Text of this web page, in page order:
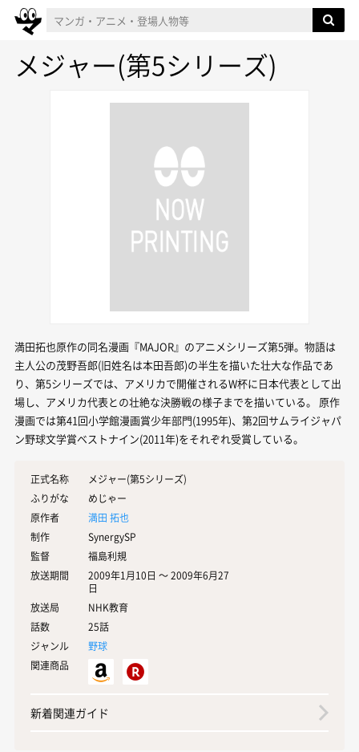
メジャー(第5シリーズ)
満田拓也原作の同名漫画『MAJOR』のアニメシリーズ第5弾。物語は
主人公の茂野吾郎(旧姓名は本田吾郎)の半生を描いた壮大な作品であ
り、第5シリーズでは、アメリカで開催されるW杯に日本代表として出
場し、アメリカ代表との壮絶な決勝戦の様子までを描いている。 原作
漫画では第41回小学館漫画賞少年部門(1995年)、第2回サムライジャパ
ン野球文学賞ベストナイン(2011年)をそれぞれ受賞している。
正式名称
メジャー(第5シリーズ)
ふりがな
めじゃー
原作者
満田 拓也
制作
SynergySP
監督
福島利規
放送期間
2009年1月10日 〜 2009年6月27
日
放送局
NHK教育
話数
25話
ジャンル
野球
関連商品
新着関連ガイド